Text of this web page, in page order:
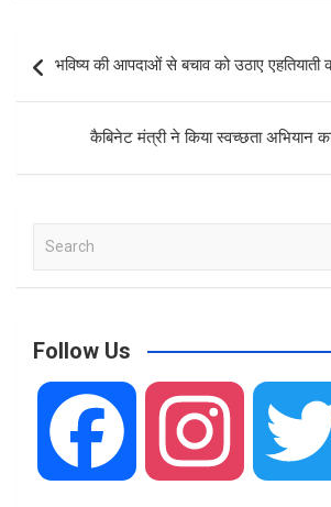
ce
o
o
at
A
p
p
navigation
भविष्य की आपदाओं से बचाव को उठाए एहतियाती
कैबिनेट मंत्री ने किया स्वच्छता अभियान
a
c
Follow Us